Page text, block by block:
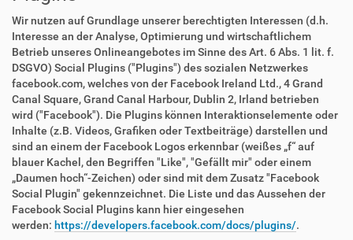
Wir nutzen auf Grundlage unserer berechtigten Interessen (d.h.
Interesse an der Analyse, Optimierung und wirtschaftlichem
Betrieb unseres Onlineangebotes im Sinne des Art. 6 Abs. 1 lit. f.
DSGVO) Social Plugins ("Plugins") des sozialen Netzwerkes
facebook.com, welches von der Facebook Ireland Ltd., 4 Grand
Canal Square, Grand Canal Harbour, Dublin 2, Irland betrieben
wird ("Facebook"). Die Plugins können Interaktionselemente oder
Inhalte (z.B. Videos, Grafiken oder Textbeiträge) darstellen und
sind an einem der Facebook Logos erkennbar (weißes „f“ auf
blauer Kachel, den Begriffen "Like", "Gefällt mir" oder einem
„Daumen hoch“-Zeichen) oder sind mit dem Zusatz "Facebook
Social Plugin" gekennzeichnet. Die Liste und das Aussehen der
Facebook Social Plugins kann hier eingesehen
werden: https://developers.facebook.com/docs/plugins/.